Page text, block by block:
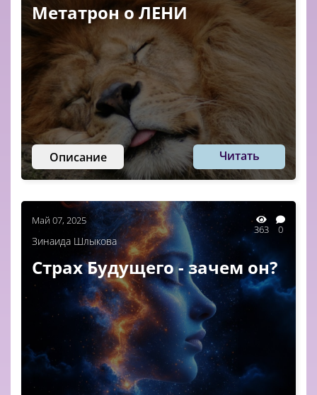
Метатрон о ЛЕНИ
Описание Читать
Май 07, 2025
363 0
Зинаида Шлыкова
Страх Будущего - зачем он?